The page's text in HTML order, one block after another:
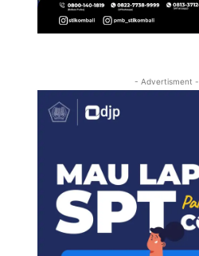
- Advertisment -